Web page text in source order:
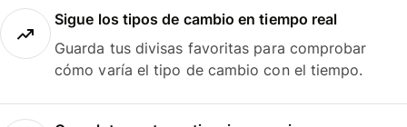
Sigue los tipos de cambio en tiempo real
Guarda tus divisas favoritas para comprobar
cómo varía el tipo de cambio con el tiempo.